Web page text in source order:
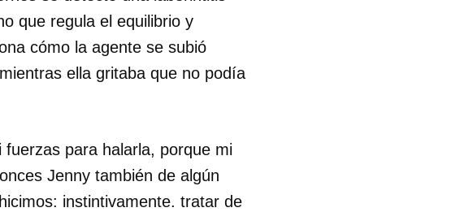
que regula el equilibrio y
cómo la agente se subió
ella gritaba que no podía
para halarla, porque mi
Jenny también de algún
instintivamente. tratar de